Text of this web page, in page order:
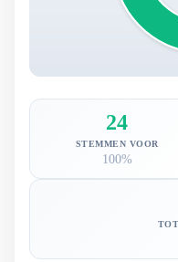
24
STEMMEN VOOR
100%